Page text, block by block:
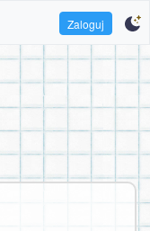
Zaloguj